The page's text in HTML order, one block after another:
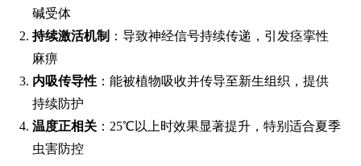
碱受体
持续激活机制 ：导致神经信号持续传递，引发痉挛性
麻痹
内吸传导性 ：能被植物吸收并传导至新生组织，提供
持续防护
温度正相关 ：25℃以上时效果显著提升，特别适合夏季
虫害防控